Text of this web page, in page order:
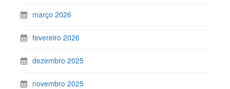
março 2026
fevereiro 2026
dezembro 2025
novembro 2025